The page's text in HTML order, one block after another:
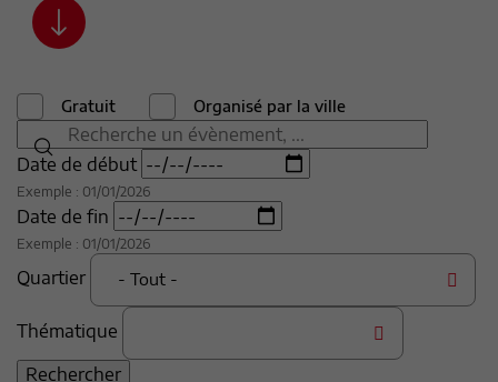
Gratuit Organisé par la ville
Date de début
Exemple : 01/01/2026
Date de fin
Exemple : 01/01/2026
Quartier - Tout -
Thématique